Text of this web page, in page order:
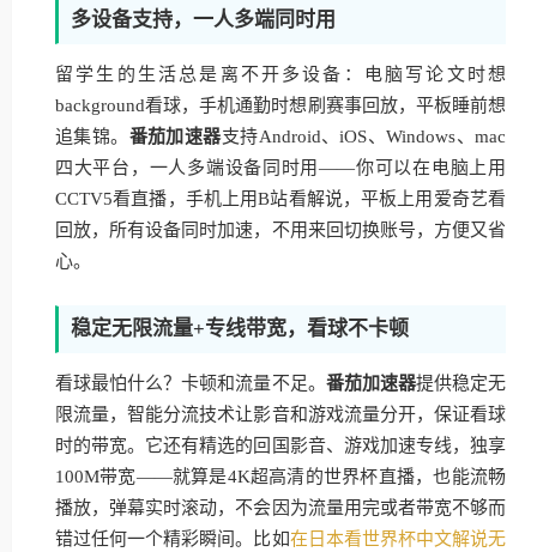
多设备支持，一人多端同时用
留学生的生活总是离不开多设备：电脑写论文时想
background看球，手机通勤时想刷赛事回放，平板睡前想
追集锦。 番茄加速器支持Android、iOS、Windows、mac
四大平台，一人多端设备同时用——你可以在电脑上用
CCTV5看直播，手机上用B站看解说，平板上用爱奇艺看
回放，所有设备同时加速，不用来回切换账号，方便又省
心。
稳定无限流量+专线带宽，看球不卡顿
看球最怕什么？卡顿和流量不足。 番茄加速器提供稳定无
限流量，智能分流技术让影音和游戏流量分开，保证看球
时的带宽。它还有精选的回国影音、游戏加速专线，独享
100M带宽——就算是4K超高清的世界杯直播，也能流畅
播放，弹幕实时滚动，不会因为流量用完或者带宽不够而
错过任何一个精彩瞬间。比如在日本看世界杯中文解说无